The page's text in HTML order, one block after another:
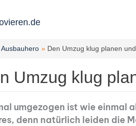
Ausbauhero Den Umzug klug planen
Umzug klug
umgezogen ist wie einmal
denn natürlich leiden die